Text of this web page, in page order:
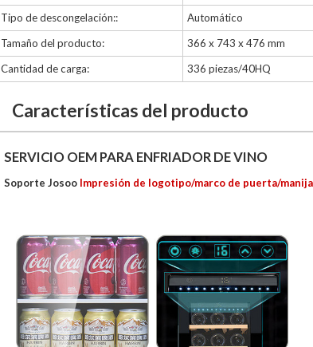
Tipo de descongelación::
Automático
Tamaño del producto:
366 x 743 x 476 mm
Cantidad de carga:
336 piezas/40HQ
Características del producto
SERVICIO OEM PARA ENFRIADOR DE VINO
Soporte Josoo Impresión de logotipo/marco de puerta/